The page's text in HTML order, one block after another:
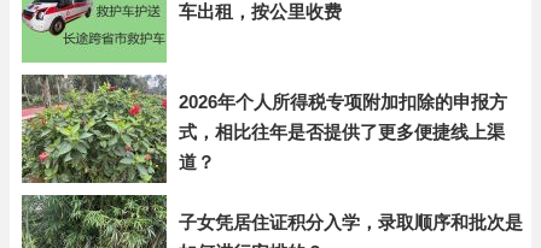
车出租，按公里收费
2026年个人所得税专项附加扣除的申报方
式，相比往年是否提供了更多便捷线上渠
道？
子女凭居住证积分入学，录取顺序和批次是